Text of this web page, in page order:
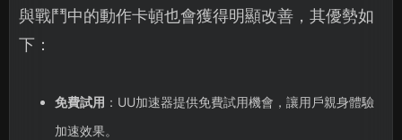
與戰鬥中的動作卡頓也會獲得明顯改善，其優勢如
下：
免費試用 ：UU加速器提供免費試用機會，讓用戶親身體驗
加速效果。